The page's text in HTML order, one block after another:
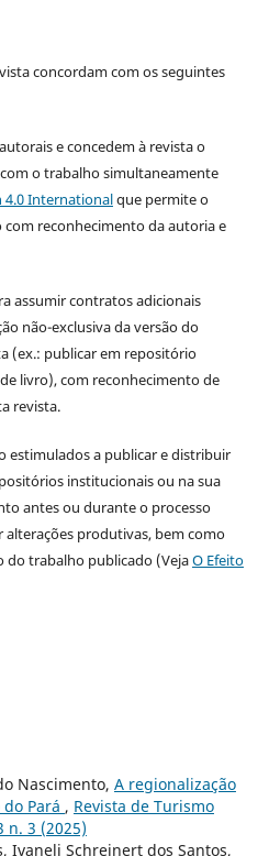
concordam com os seguintes
e concedem à revista o
o trabalho simultaneamente
Internationalque permite o
reconhecimento da autoria e
assumir contratos adicionais
não-exclusiva da versão do
(ex.: publicar em repositório
livro), com reconhecimento de
revista.
estimulados a publicar e distribuir
institucionais ou na sua
antes ou durante o processo
alterações produtivas, bem como
do trabalho publicado (VejaO Efeito
Nascimento, A regionalização
Pará , Revista de Turismo
n. 3 (2025)
Ivaneli Schreinert dos Santos,